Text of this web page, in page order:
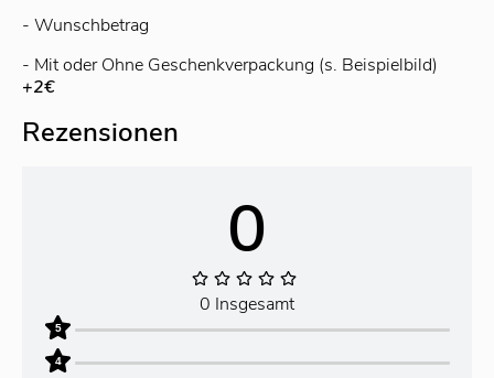
- Wunschbetrag
- Mit oder Ohne Geschenkverpackung (s. Beispielbild)
+2€
Rezensionen
0
0 Insgesamt
5
4